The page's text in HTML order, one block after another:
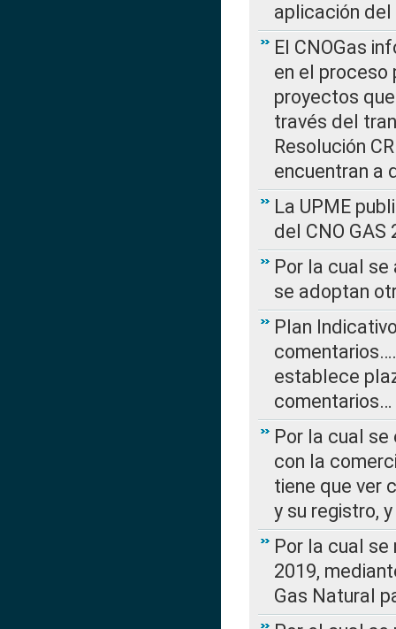
aplicación
El CNOGas
en el proceso
proyectos
través del
Resolución
encuentran a
La UPME
del CNO
Por la cual
se adoptan
Plan
establece
comentarios…
Por la cual
con la
tiene que ver
y su registro,
Por la cual
2019,
Gas Natural